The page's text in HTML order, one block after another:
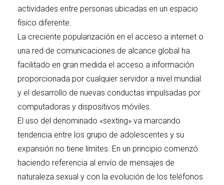
actividades entre personas ubicadas en un espacio
físico diferente.
La creciente popularización en el acceso a internet o
una red de comunicaciones de alcance global ha
facilitado en gran medida el acceso a información
proporcionada por cualquier servidor a nivel mundial
y el desarrollo de nuevas conductas impulsadas por
computadoras y dispositivos móviles.
El uso del denominado «sexting» va marcando
tendencia entre los grupo de adolescentes y su
expansión no tiene límites. En un principio comenzó
haciendo referencia al envío de mensajes de
naturaleza sexual y con la evolución de los teléfonos